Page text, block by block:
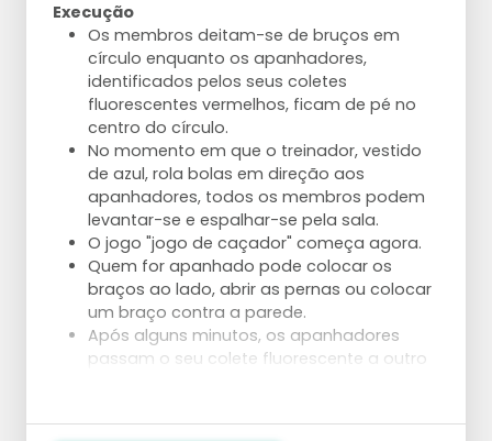
Execução
Os membros deitam-se de bruços em
círculo enquanto os apanhadores,
identificados pelos seus coletes
fluorescentes vermelhos, ficam de pé no
centro do círculo.
No momento em que o treinador, vestido
de azul, rola bolas em direção aos
apanhadores, todos os membros podem
levantar-se e espalhar-se pela sala.
O jogo "jogo de caçador" começa agora.
Quem for apanhado pode colocar os
braços ao lado, abrir as pernas ou colocar
um braço contra a parede.
Após alguns minutos, os apanhadores
passam o seu colete fluorescente a outro